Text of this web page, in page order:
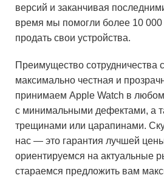
версий и заканчивая
время мы помогли более 10 000
продать свои устройства.
Преимущество сотрудничества
максимально честная и
принимаем Apple Watch в
с минимальными дефектами, а
трещинами или царапинами.
нас — это гарантия лучшей
ориентируемся на актуальные
стараемся предложить вам